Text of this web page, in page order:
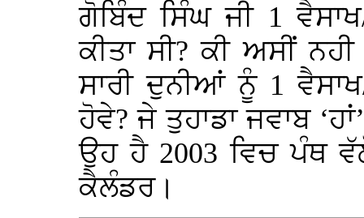
ਗੋਬਿੰਦ ਸਿੰਘ ਜੀ 1
ਕੀਤਾ ਸੀ? ਕੀ ਅਸੀਂ
ਸਾਰੀ ਦੁਨੀਆਂ ਨੂੰ 1
ਹੋਵੇ? ਜੇ ਤੁਹਾਡਾ ਜਵਾਬ
ਉਹ ਹੈ 2003 ਵਿਚ ਪੰਥ
ਕੈਲੰਡਰ।